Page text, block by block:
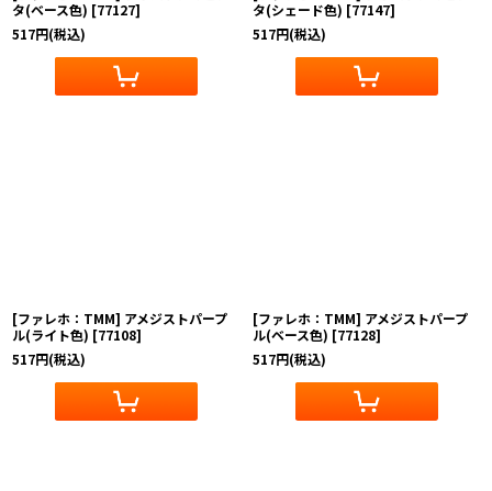
タ(ベース色) [77127]
517円(税込)
タ(シェード色) [77147]
517円(税込)
[ファレホ：TMM] アメジストパープ
ル(ライト色) [77108]
517円(税込)
[ファレホ：TMM] アメジストパープ
ル(ベース色) [77128]
517円(税込)